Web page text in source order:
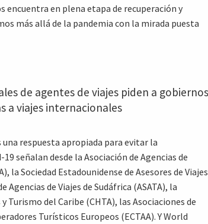
encuentra en plena etapa de recuperación y
más allá de la pandemia con la mirada puesta
de agentes de viajes piden a gobiernos
a viajes internacionales
respuesta apropiada para evitar la
señalan desde la Asociación de Agencias de
la Sociedad Estadounidense de Asesores de Viajes
Agencias de Viajes de Sudáfrica (ASATA), la
Turismo del Caribe (CHTA), las Asociaciones de
Turísticos Europeos (ECTAA). Y World